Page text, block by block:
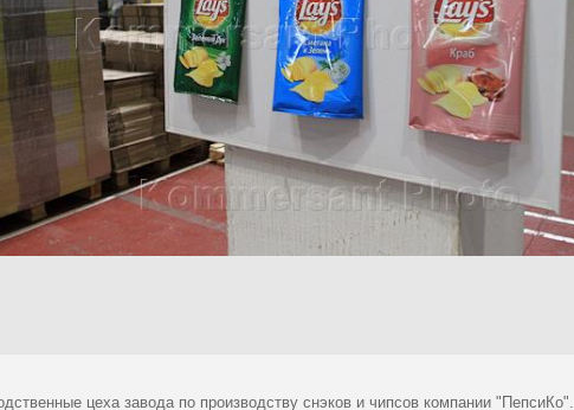
цеха завода по производству снэков и чипсов компании "ПепсиКо".